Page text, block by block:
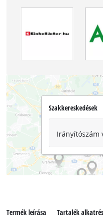
Szakkereskedések
Irányítószám
Termék leírása Tartalék